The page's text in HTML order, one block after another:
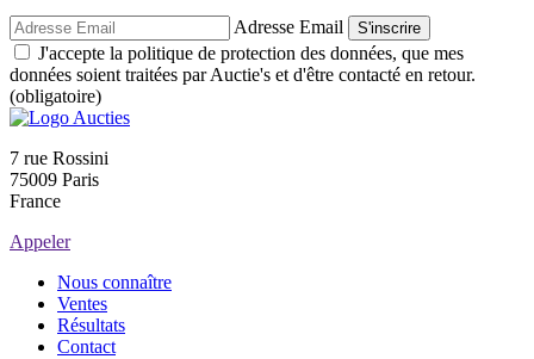
Adresse Email S'inscrire
J'accepte la politique de protection des données, que mes
données soient traitées par Auctie's et d'être contacté en retour.
(obligatoire)
7 rue Rossini
75009 Paris
France
Appeler
Nous connaître
Ventes
Résultats
Contact